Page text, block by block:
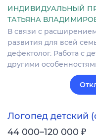
ИНДИВИДУАЛЬНЫЙ
ТАТЬЯНА
В связи с
развития для всей
дефектолог. Работа с
другими
Логопед детский
44 000–120 000 ₽